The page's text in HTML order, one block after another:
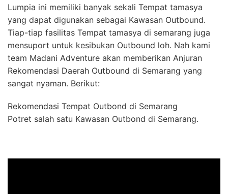
Lumpia ini memiliki banyak sekali Tempat tamasya
yang dapat digunakan sebagai Kawasan Outbound.
Tiap-tiap fasilitas Tempat tamasya di semarang juga
mensuport untuk kesibukan Outbound loh. Nah kami
team Madani Adventure akan memberikan Anjuran
Rekomendasi Daerah Outbound di Semarang yang
sangat nyaman. Berikut:
Rekomendasi Tempat Outbond di Semarang
Potret salah satu Kawasan Outbond di Semarang.